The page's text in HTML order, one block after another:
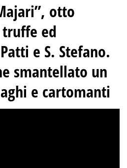
otto
ed
e S. Stefano.
smantellato un
e cartomanti